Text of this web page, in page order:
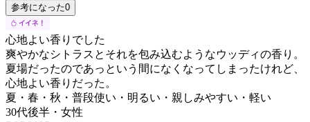
参考になった0
心地よい香りでした
爽やかなシトラスとそれを包み込むようなウッディの香り。
夏場だったのであっという間になくなってしまったけれど、
心地よい香りだった。
夏・春・秋・普段使い・明るい・親しみやすい・軽い
30代後半 ・ 女性